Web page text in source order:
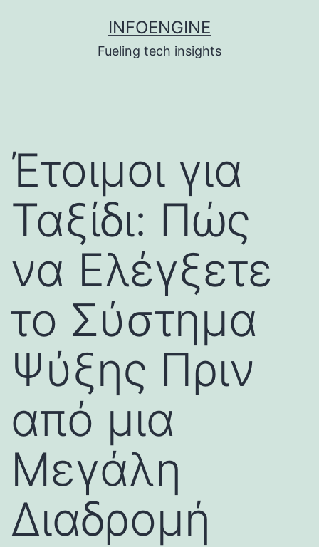
INFOENGINE
Fueling tech insights
Έτοιμοι για
Ταξίδι: Πώς
να Ελέγξετε
το Σύστημα
Ψύξης Πριν
από μια
Μεγάλη
Διαδρομή